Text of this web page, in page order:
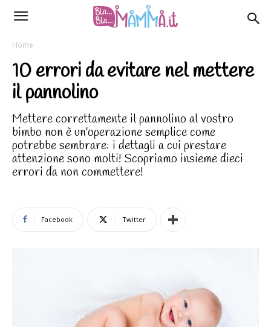
Home
10 errori da evitare nel mettere
il pannolino
Mettere correttamente il pannolino al vostro
bimbo non è un'operazione semplice come
potrebbe sembrare: i dettagli a cui prestare
attenzione sono molti! Scopriamo insieme dieci
errori da non commettere!
Facebook Twitter